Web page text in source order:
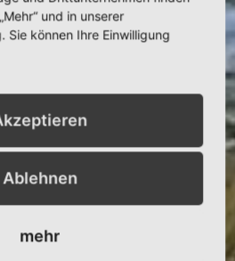
und in unserer
Sie können Ihre Einwilligung
Ablehnen
mehr